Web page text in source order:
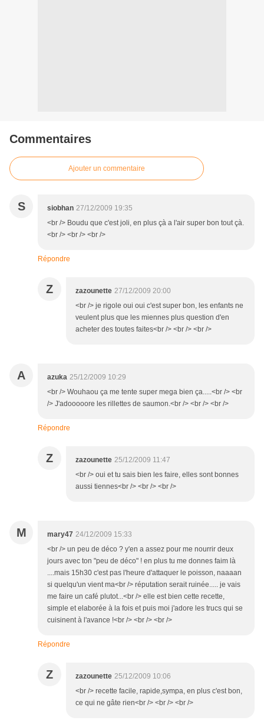
Commentaires
Ajouter un commentaire
S siobhan 27/12/2009 19:35
<br /> Boudu que c'est joli, en plus çà a l'air super bon tout çà.
<br /> <br /> <br />
Répondre
Z zazounette 27/12/2009 20:00
<br /> je rigole oui oui c'est super bon, les enfants ne
veulent plus que les miennes plus question d'en
acheter des toutes faites<br /> <br /> <br />
A azuka 25/12/2009 10:29
<br /> Wouhaou ça me tente super mega bien ça.....<br /> <br
/> J'adooooore les rillettes de saumon.<br /> <br /> <br />
Répondre
Z zazounette 25/12/2009 11:47
<br /> oui et tu sais bien les faire, elles sont bonnes
aussi tiennes<br /> <br /> <br />
M mary47 24/12/2009 15:33
<br /> un peu de déco ? y'en a assez pour me nourrir deux
jours avec ton "peu de déco" ! en plus tu me donnes faim là
....mais 15h30 c'est pas l'heure d'attaquer le poisson, naaaan
si quelqu'un vient ma<br /> réputation serait ruinée..... je vais
me faire un café plutot...<br /> elle est bien cette recette,
simple et elaborée à la fois et puis moi j'adore les trucs qui se
cuisinent à l'avance !<br /> <br /> <br />
Répondre
Z zazounette 25/12/2009 10:06
<br /> recette facile, rapide,sympa, en plus c'est bon,
ce qui ne gâte rien<br /> <br /> <br />